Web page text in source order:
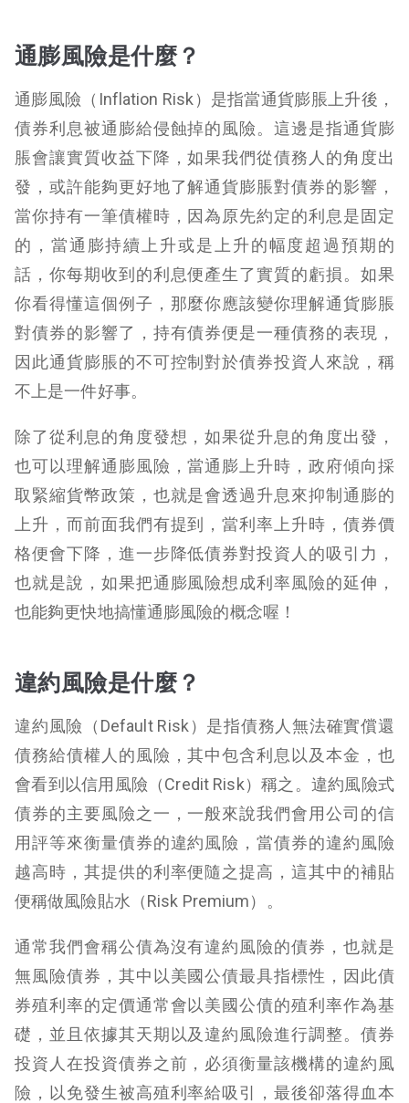
通膨風險是什麼？
通膨風險（Inflation Risk）是指當通貨膨脹上升後，
債券利息被通膨給侵蝕掉的風險。這邊是指通貨膨
脹會讓實質收益下降，如果我們從債務人的角度出
發，或許能夠更好地了解通貨膨脹對債券的影響，
當你持有一筆債權時，因為原先約定的利息是固定
的，當通膨持續上升或是上升的幅度超過預期的
話，你每期收到的利息便產生了實質的虧損。如果
你看得懂這個例子，那麼你應該變你理解通貨膨脹
對債券的影響了，持有債券便是一種債務的表現，
因此通貨膨脹的不可控制對於債券投資人來說，稱
不上是一件好事。
除了從利息的角度發想，如果從升息的角度出發，
也可以理解通膨風險，當通膨上升時，政府傾向採
取緊縮貨幣政策，也就是會透過升息來抑制通膨的
上升，而前面我們有提到，當利率上升時，債券價
格便會下降，進一步降低債券對投資人的吸引力，
也就是說，如果把通膨風險想成利率風險的延伸，
也能夠更快地搞懂通膨風險的概念喔！
違約風險是什麼？
違約風險（Default Risk）是指債務人無法確實償還
債務給債權人的風險，其中包含利息以及本金，也
會看到以信用風險（Credit Risk）稱之。違約風險式
債券的主要風險之一，一般來說我們會用公司的信
用評等來衡量債券的違約風險，當債券的違約風險
越高時，其提供的利率便隨之提高，這其中的補貼
便稱做風險貼水（Risk Premium）。
通常我們會稱公債為沒有違約風險的債券，也就是
無風險債券，其中以美國公債最具指標性，因此債
券殖利率的定價通常會以美國公債的殖利率作為基
礎，並且依據其天期以及違約風險進行調整。債券
投資人在投資債券之前，必須衡量該機構的違約風
險，以免發生被高殖利率給吸引，最後卻落得血本